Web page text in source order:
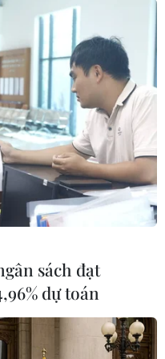
hãng càphê của Việt Nam
Thúy/TTXVN)
tiến Thương mại
đoàn càphê-xuất
sách đạt
dự toán